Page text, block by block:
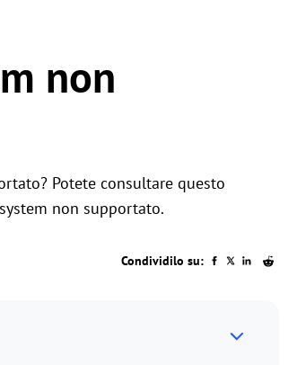
non
Potete consultare questo
non supportato.
Condividilo su: